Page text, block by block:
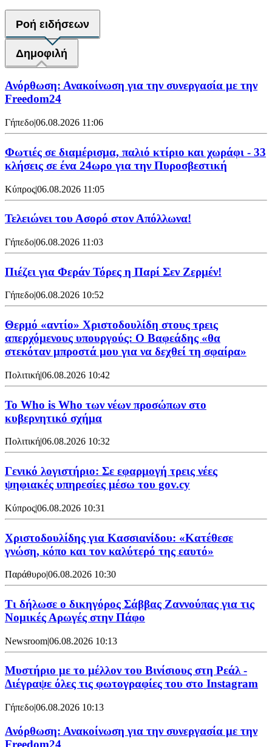
Ροή ειδήσεων
Δημοφιλή
Ανόρθωση: Ανακοίνωση για την συνεργασία με την
Freedom24
Γήπεδο|06.08.2026 11:06
Φωτιές σε διαμέρισμα, παλιό κτίριο και χωράφι - 33
κλήσεις σε ένα 24ωρο για την Πυροσβεστική
Κύπρος|06.08.2026 11:05
Τελειώνει του Ασορό στον Απόλλωνα!
Γήπεδο|06.08.2026 11:03
Πιέζει για Φεράν Τόρες η Παρί Σεν Ζερμέν!
Γήπεδο06.08.2026 10:52
Θερμό «αντίο» Χριστοδουλίδη στους τρεις
απερχόμενους υπουργούς: Ο Βαφεάδης «θα
στεκόταν μπροστά μου για να δεχθεί τη σφαίρα»
Πολιτική|06.08.2026 10:42
Το Who is Who των νέων προσώπων στο
κυβερνητικό σχήμα
Πολιτική|06.08.2026 10:32
Γενικό λογιστήριο: Σε εφαρμογή τρεις νέες
ψηφιακές υπηρεσίες μέσω του gov.cy
Κύπρος|06.08.2026 10:31
Χριστοδουλίδης για Κασσιανίδου: «Κατέθεσε
γνώση, κόπο και τον καλύτερό της εαυτό»
Παράθυρο|06.08.2026 10:30
Τι δήλωσε ο δικηγόρος Σάββας Ζαννούπας για τις
Νομικές Αρωγές στην Πάφο
Newsroom|06.08.2026 10:13
Μυστήριο με το μέλλον του Βινίσιους στη Ρεάλ -
Διέγραψε όλες τις φωτογραφίες του στο Instagram
Γήπεδο|06.08.2026 10:13
Ανόρθωση: Ανακοίνωση για την συνεργασία με την
Freedom24